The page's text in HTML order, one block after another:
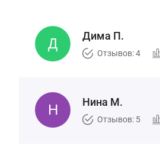
Дима П.
Отзывов: 4
Нина М.
Отзывов: 5